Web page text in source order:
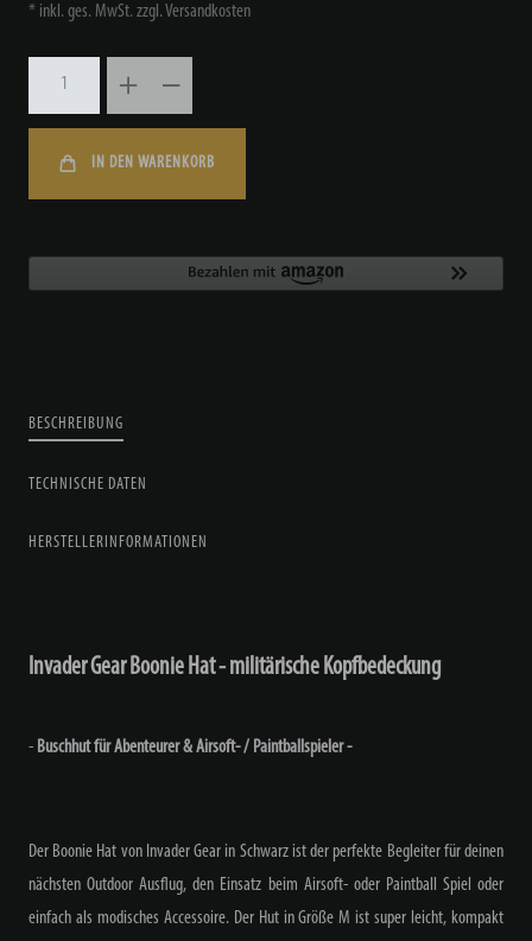
* inkl. ges. MwSt. zzgl.Versandkosten
IN DEN WARENKORB
BESCHREIBUNG
TECHNISCHE DATEN
HERSTELLERINFORMATIONEN
Invader Gear Boonie Hat - militärische Kopfbedeckung
- Buschhut für Abenteurer & Airsoft- / Paintballspieler -
Der Boonie Hat von Invader Gear in Schwarz ist der perfekte Begleiter für deinen
nächsten Outdoor Ausflug, den Einsatz beim Airsoft- oder Paintball Spiel oder
einfach als modisches Accessoire. Der Hut in Größe M ist super leicht, kompakt